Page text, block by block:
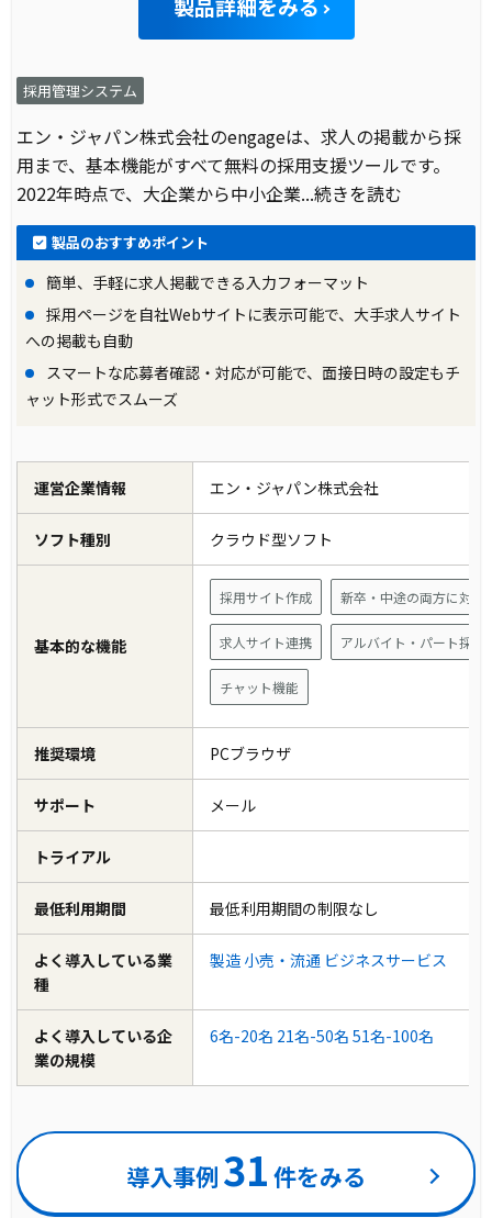
製品詳細をみる
採用管理システム
エン・ジャパン株式会社のengageは、求人の掲載から採
用まで、基本機能がすべて無料の採用支援ツールです。
2022年時点で、大企業から中小企業...続きを読む
製品のおすすめポイント
簡単、手軽に求人掲載できる入力フォーマット
採用ページを自社Webサイトに表示可能で、大手求人サイト
への掲載も自動
スマートな応募者確認・対応が可能で、面接日時の設定もチ
ャット形式でスムーズ
運営企業情報 エン・ジャパン株式会社
ソフト種別 クラウド型ソフト
基本的な機能
採用サイト作成 新卒・中途の両方に対応
求人サイト連携 アルバイト・パート採用
チャット機能
推奨環境 PCブラウザ
サポート メール
トライアル
最低利用期間 最低利用期間の制限なし
よく導入している業
種
製造 小売・流通 ビジネスサービス
よく導入している企
業の規模
6名-20名 21名-50名 51名-100名
導入事例 31 件をみる